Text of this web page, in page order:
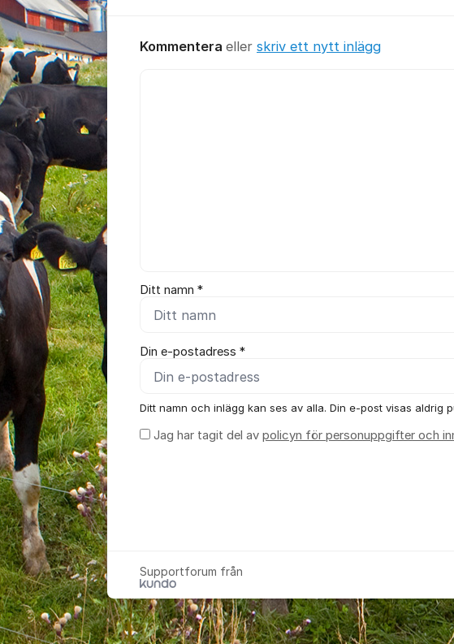
Kommentera eller skriv ett nytt inlägg
Ditt namn *
Din e-postadress *
Ditt namn och inlägg kan ses av alla. Din e-post visas aldrig
Jag har tagit del av policyn för personuppgifter och
Supportforum från